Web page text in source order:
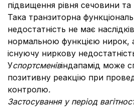
підвищення рівня сечовини та
Така транзиторна
недостатність не має наслідків
нормальною функцією нирок,
існуючу ниркову
Успортсменівіндапамід може
позитивну реакцію при
контролю.
Застосування у період